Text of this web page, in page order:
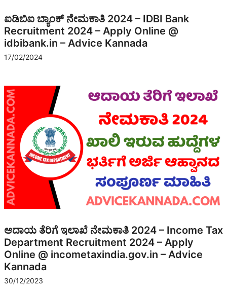
ಐಡಿಬಿಐ ಬ್ಯಾಂಕ್ ನೇಮಕಾತಿ 2024 – IDBI Bank
Recruitment 2024 – Apply Online @
idbibank.in – Advice Kannada
17/02/2024
ಆದಾಯ ತೆರಿಗೆ ಇಲಾಖೆ ನೇಮಕಾತಿ 2024 – Income Tax
Department Recruitment 2024 – Apply
Online @ incometaxindia.gov.in – Advice
Kannada
30/12/2023